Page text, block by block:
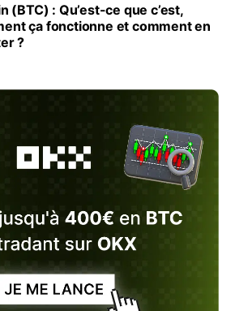
(BTC) : Qu’est-ce que c’est,
ça fonctionne et comment en
?